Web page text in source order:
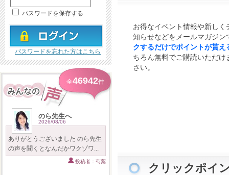
パスワードを保存する
パスワードを忘れた方はこちら
全46942件
のら先生へ
2026/08/06
ありがとうございました のら先生
の声を聞くとなんだかワクゾワ...
投稿者：芍薬
お得なイベント情報や新し
知らせなどをメールマガジン
クするだけでポイントが貰
ちろん無料でご購読いただ
さい。
クリックポイ